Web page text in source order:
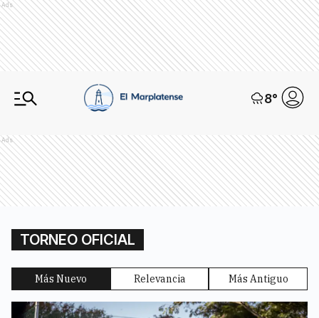
Ads
8°
Ads
TORNEO OFICIAL
Más Nuevo Relevancia Más Antiguo